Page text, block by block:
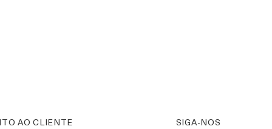
AO CLIENTE SIGA-NOS